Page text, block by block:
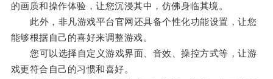
的画质和操作体验，让您沉浸其中，仿佛身临其境。
此外，非凡游戏平台官网还具备个性化功能设置，让您
能够根据自己的喜好来调整游戏。
您可以选择自定义游戏界面、音效、操控方式等，让游
戏更符合自己的习惯和喜好。